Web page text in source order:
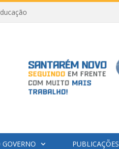
GOVERNO PUBLICAÇÕES